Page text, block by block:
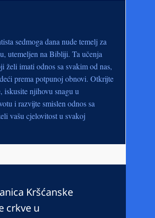
sedmoga dana nude temelj za
utemeljen na Bibliji. Ta učenja
želi imati odnos sa svakim od nas,
prema potpunoj obnovi. Otkrijte
iskusite njihovu snagu u
i razvijte smislen odnos sa
vašu cjelovitost u svakoj
Kršćanske
crkve u